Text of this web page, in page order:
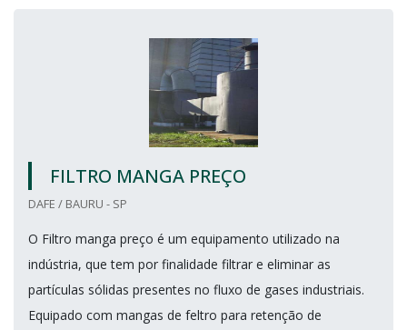
FILTRO MANGA PREÇO
DAFE / BAURU - SP
O Filtro manga preço é um equipamento utilizado na
indústria, que tem por finalidade filtrar e eliminar as
partículas sólidas presentes no fluxo de gases industriais.
Equipado com mangas de feltro para retenção de